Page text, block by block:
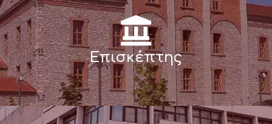
Επισκέπτης